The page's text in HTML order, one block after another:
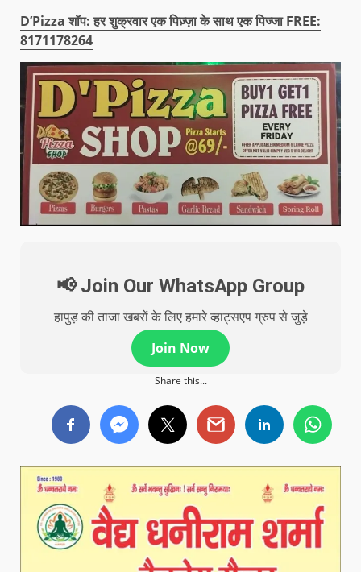
D’Pizza शॉप: हर शुक्रवार एक पिज़्ज़ा के साथ एक पिज्जा FREE:
8171178264
📢 Join Our WhatsApp Group
हापुड़ की ताजा खबरों के लिए हमारे व्हाट्सएप ग्रुप से जुड़े
Join Now
Share this...